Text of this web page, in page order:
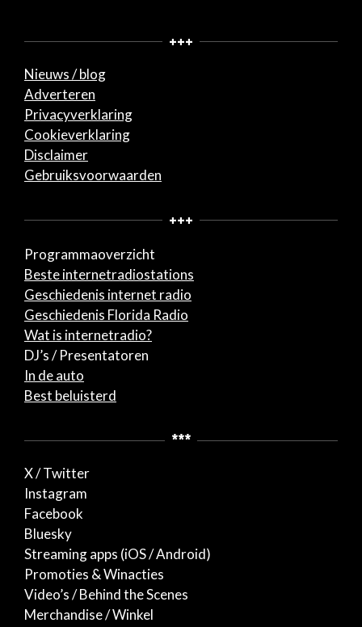
+++
Nieuws / blog
Adverteren
Privacyverklaring
Cookieverklaring
Disclaimer
Gebruiksvoorwaarden
+++
Programmaoverzicht
Beste internetradiostations
Geschiedenis internet radio
Geschiedenis Florida Radio
Wat is internetradio?
DJ’s / Presentatoren
In de auto
Best beluisterd
***
X / Twitter
Instagram
Facebook
Bluesky
Streaming apps (iOS / Android)
Promoties & Winacties
Video’s / Behind the Scenes
Merchandise / Winkel